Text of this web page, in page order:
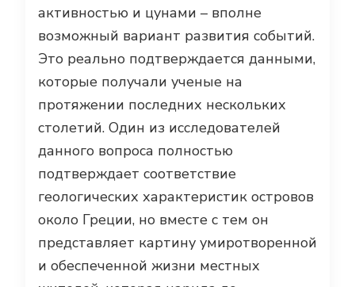
активностью и цунами – вполне
возможный вариант развития событий.
Это реально подтверждается данными,
которые получали ученые на
протяжении последних нескольких
столетий. Один из исследователей
данного вопроса полностью
подтверждает соответствие
геологических характеристик островов
около Греции, но вместе с тем он
представляет картину умиротворенной
и обеспеченной жизни местных